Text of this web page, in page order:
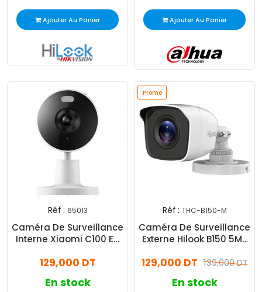
Ajouter Au Panier Ajouter Au Panier
Réf : 65013
Caméra De Surveillance
Interne Xiaomi C100 EU
129,000 DT
En stock
Promo
Réf : THC-B150-M
Caméra De Surveillance
Externe Hilook B150 5MP
139,000 DT
129,000 DT
En stock